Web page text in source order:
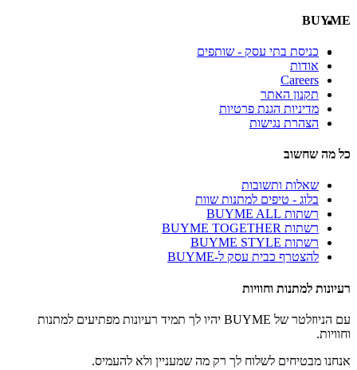
BUYME
כניסת בתי עסק - שותפים
אודות
Careers
תקנון האתר
מדיניות הגנת פרטיות
הצהרת נגישות
כל מה שחשוב
שאלות ותשובות
בלוג - טיפים למתנות שוות
רשתות BUYME ALL
רשתות BUYME TOGETHER
רשתות BUYME STYLE
להצטרף כבית עסק ל-BUYME
רעיונות למתנות וחוויות
עם הניוזלטר של BUYME יהיו לך תמיד רעיונות מפתיעים למתנות
וחוויות.
אנחנו מבטיחים לשלוח לך רק מה שמעניין ולא להעמיס.